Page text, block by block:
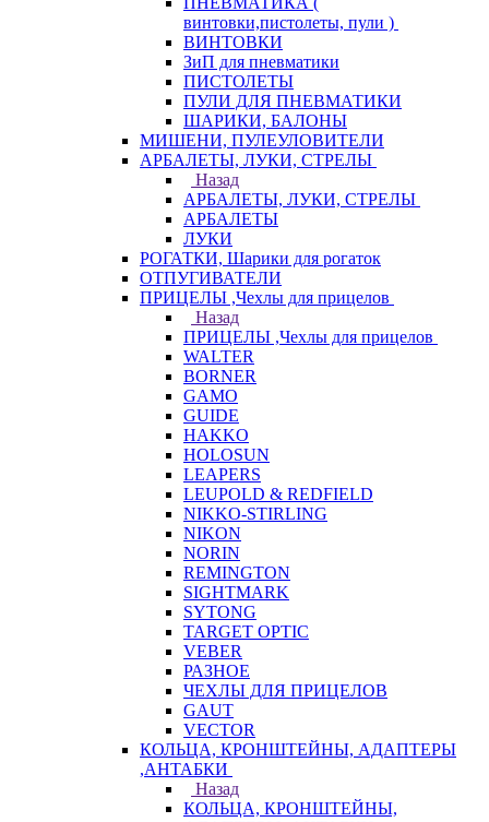
винтовки,пистолеты, пули )
ВИНТОВКИ
ЗиП для пневматики
ПИСТОЛЕТЫ
ПУЛИ ДЛЯ ПНЕВМАТИКИ
ШАРИКИ, БАЛОНЫ
МИШЕНИ, ПУЛЕУЛОВИТЕЛИ
АРБАЛЕТЫ, ЛУКИ, СТРЕЛЫ
Назад
АРБАЛЕТЫ, ЛУКИ, СТРЕЛЫ
АРБАЛЕТЫ
ЛУКИ
РОГАТКИ, Шарики для рогаток
ОТПУГИВАТЕЛИ
ПРИЦЕЛЫ ,Чехлы для прицелов
Назад
ПРИЦЕЛЫ ,Чехлы для прицелов
WALTER
BORNER
GAMO
GUIDE
HAKKO
HOLOSUN
LEAPERS
LEUPOLD & REDFIELD
NIKKO-STIRLING
NIKON
NORIN
REMINGTON
SIGHTMARK
SYTONG
TARGET OPTIC
VEBER
РАЗНОЕ
ЧЕХЛЫ ДЛЯ ПРИЦЕЛОВ
GAUT
VECTOR
КОЛЬЦА, КРОНШТЕЙНЫ, АДАПТЕРЫ
,АНТАБКИ
Назад
КОЛЬЦА, КРОНШТЕЙНЫ,